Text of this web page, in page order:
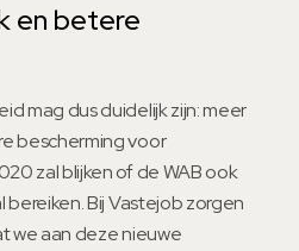
en betere
mag dus duidelijk zijn: meer
bescherming voor
zal blijken of de WAB ook
Bij Vastejob zorgen
we aan deze nieuwe